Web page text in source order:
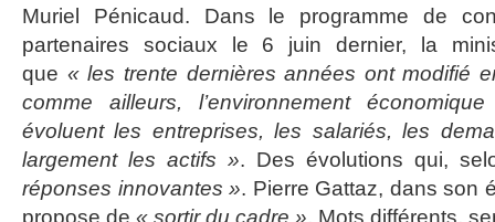
Muriel Pénicaud. Dans le programme de
partenaires sociaux le 6 juin dernier, la
que « les trente dernières années ont modifié
comme ailleurs, l’environnement
évoluent les entreprises, les salariés, les
largement les actifs ». Des évolutions qui,
réponses innovantes ». Pierre Gattaz, dans son
propose de « sortir du cadre ». Mots différents,